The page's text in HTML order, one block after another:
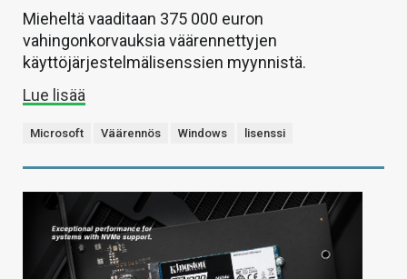
Mieheltä vaaditaan 375 000 euron
vahingonkorvauksia väärennettyjen
käyttöjärjestelmälisenssien myynnistä.
Lue lisää
Microsoft Väärennös Windows lisenssi